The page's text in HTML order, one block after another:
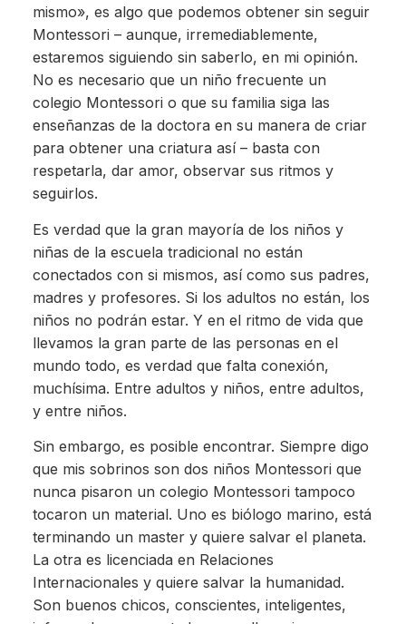
mismo», es algo que podemos obtener sin seguir
Montessori – aunque, irremediablemente,
estaremos siguiendo sin saberlo, en mi opinión.
No es necesario que un niño frecuente un
colegio Montessori o que su familia siga las
enseñanzas de la doctora en su manera de criar
para obtener una criatura así – basta con
respetarla, dar amor, observar sus ritmos y
seguirlos.
Es verdad que la gran mayoría de los niños y
niñas de la escuela tradicional no están
conectados con si mismos, así como sus padres,
madres y profesores. Si los adultos no están, los
niños no podrán estar. Y en el ritmo de vida que
llevamos la gran parte de las personas en el
mundo todo, es verdad que falta conexión,
muchísima. Entre adultos y niños, entre adultos,
y entre niños.
Sin embargo, es posible encontrar. Siempre digo
que mis sobrinos son dos niños Montessori que
nunca pisaron un colegio Montessori tampoco
tocaron un material. Uno es biólogo marino, está
terminando un master y quiere salvar el planeta.
La otra es licenciada en Relaciones
Internacionales y quiere salvar la humanidad.
Son buenos chicos, conscientes, inteligentes,